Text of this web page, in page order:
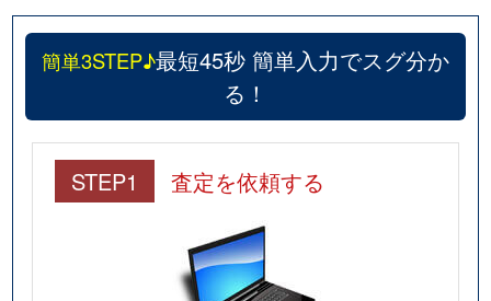
簡単3STEP♪最短45秒 簡単入力でスグ分か
る！
STEP1 査定を依頼する